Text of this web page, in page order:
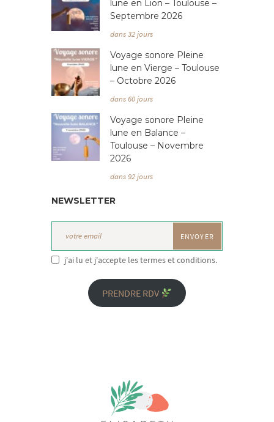
lune en Lion – Toulouse –
Septembre 2026
dans 32 jours
Voyage sonore Pleine
lune en Vierge – Toulouse
– Octobre 2026
dans 60 jours
Voyage sonore Pleine
lune en Balance –
Toulouse – Novembre
2026
dans 92 jours
NEWSLETTER
j'ai lu et j'accepte les termes et conditions.
PRENDRE RDV